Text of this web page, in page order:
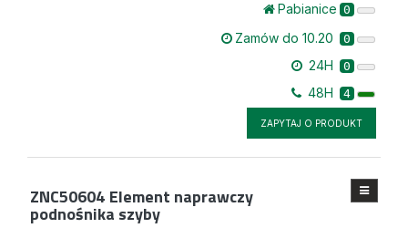
Pabianice 0
Zamów do 10.20 0
24H 0
48H 4
ZAPYTAJ O PRODUKT
ZNC50604 Element naprawczy
podnośnika szyby